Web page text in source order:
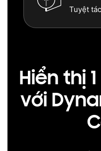
Tuyệt
Hiển thị
với